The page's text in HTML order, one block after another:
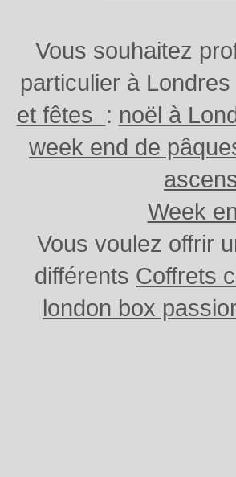
Vous souhaitez
particulier à
et fêtes : noël à
week end de
Week
Vous voulez offrir
différents Coffrets
london box